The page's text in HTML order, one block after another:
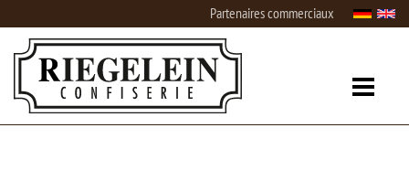
Partenaires commerciaux